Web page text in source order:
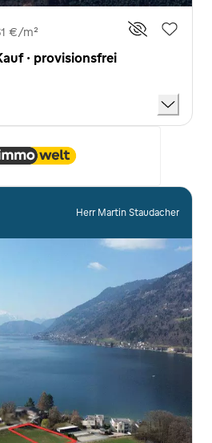
€/m²
· provisionsfrei
Herr Martin Staudacher